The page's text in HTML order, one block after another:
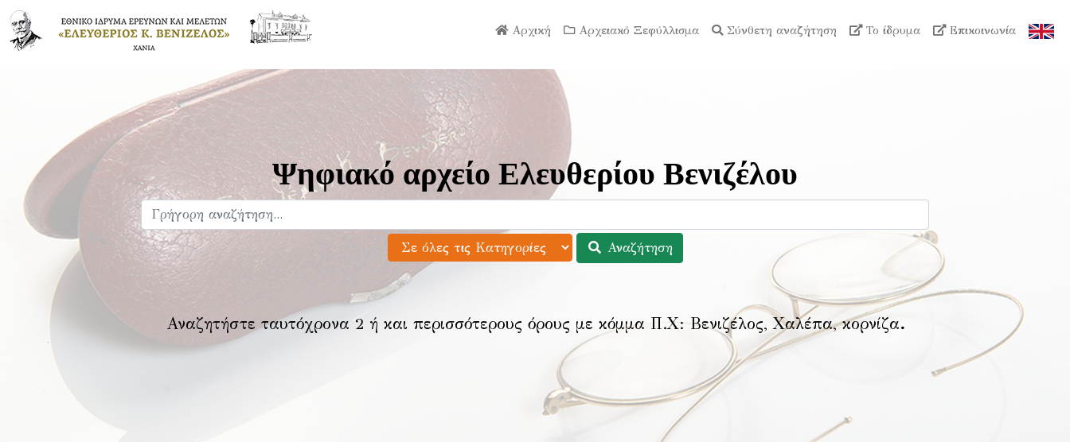
Αρχική Αρχειακό Ξεφύλλισμα Σύνθετη αναζήτηση Το ίδρυμα Επικοινωνία
Ψηφιακό αρχείο Ελευθερίου Βενιζέλου
Αναζήτηση
Αναζητήστε ταυτόχρονα 2 ή και περισσότερους όρους με κόμμα Π.Χ: Βενιζέλος, Χαλέπα, κορνίζα.